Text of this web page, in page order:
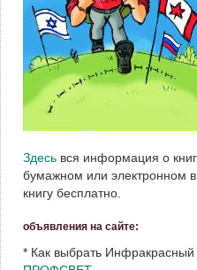
Здесь вся информация о
бумажном или электронном
книгу бесплатно.
объявления на сайте:
* Как выбрать Инфракрасный